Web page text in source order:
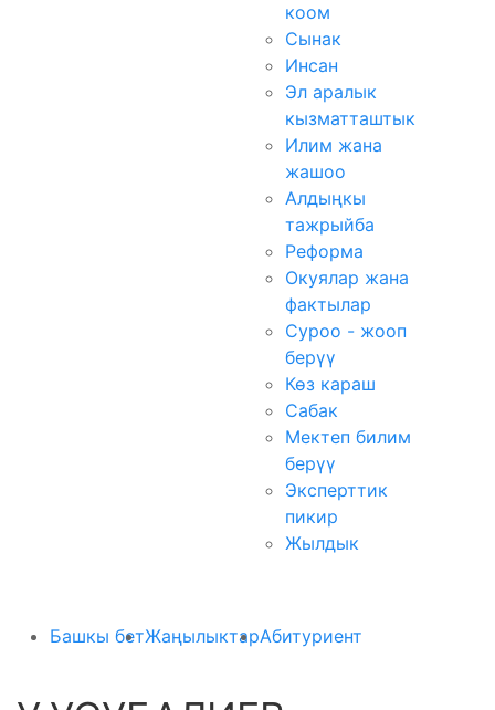
коом
Сынак
Инсан
Эл аралык
кызматташтык
Илим жана
жашоо
Алдыңкы
тажрыйба
Реформа
Окуялар жана
фактылар
Суроо - жооп
берүү
Көз караш
Сабак
Мектеп билим
берүү
Эксперттик
пикир
Жылдык
Башкы бетЖаңылыктарАбитуриент